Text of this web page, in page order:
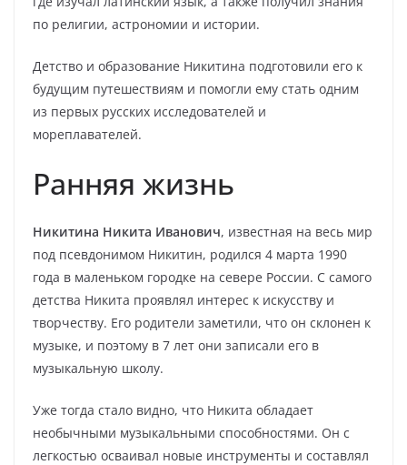
по религии, астрономии и истории.
Детство и образование Никитина подготовили его к
будущим путешествиям и помогли ему стать одним
из первых русских исследователей и
мореплавателей.
Ранняя жизнь
Никитина Никита Иванович, известная на весь мир
под псевдонимом Никитин, родился 4 марта 1990
года в маленьком городке на севере России. С самого
детства Никита проявлял интерес к искусству и
творчеству. Его родители заметили, что он склонен к
музыке, и поэтому в 7 лет они записали его в
музыкальную школу.
Уже тогда стало видно, что Никита обладает
необычными музыкальными способностями. Он с
легкостью осваивал новые инструменты и составлял